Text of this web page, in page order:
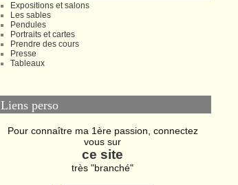
Expositions et salons
Les sables
Pendules
Portraits et cartes
Prendre des cours
Presse
Tableaux
Liens perso
Pour connaître ma 1ère passion, connectez
vous sur
ce site
très "branché"